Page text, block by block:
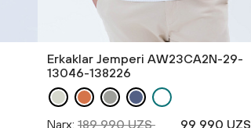
Erkaklar Jemperi AW23CA2N-29-
13046-138226
Narx: 189 990 UZS 99 990 UZS